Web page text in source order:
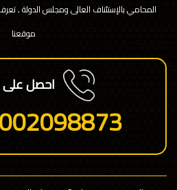
المحامي بالإستئناف العالى ومجلس الدولة ,
موقعنا
احصل على